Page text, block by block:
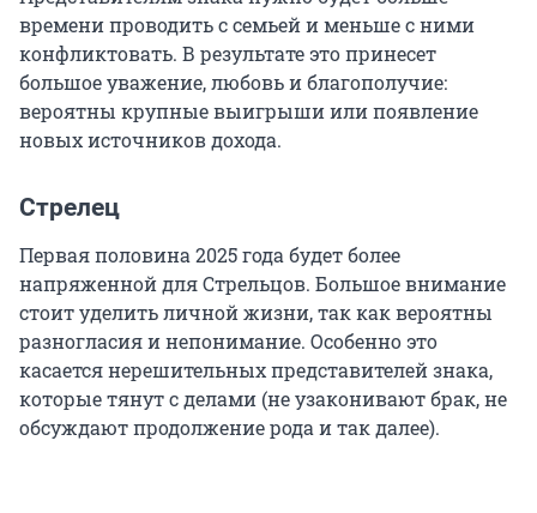
времени проводить с семьей и меньше с ними
конфликтовать. В результате это принесет
большое уважение, любовь и благополучие:
вероятны крупные выигрыши или появление
новых источников дохода.
Стрелец
Первая половина 2025 года будет более
напряженной для Стрельцов. Большое внимание
стоит уделить личной жизни, так как вероятны
разногласия и непонимание. Особенно это
касается нерешительных представителей знака,
которые тянут с делами (не узаконивают брак, не
обсуждают продолжение рода и так далее).